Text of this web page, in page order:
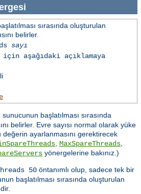
sırasında oluşturulan
belirler.
sayı
aşağıdaki açıklamaya
başlatılması sırasında
belirler. Evre sayısı normal olarak yüke
ayarlanmasını gerektirecek
, MaxSpareThreads,
yönergelerine bakınız.)
50 öntanımlı olup, sadece tek bir
başlatılması sırasında oluşturulan